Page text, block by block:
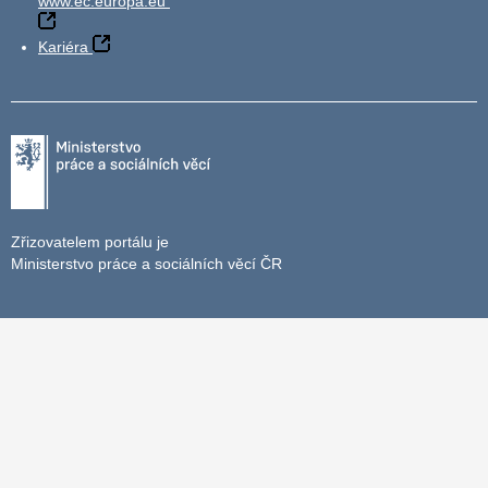
Kariéra
Zřizovatelem portálu je
Ministerstvo práce a sociálních věcí ČR